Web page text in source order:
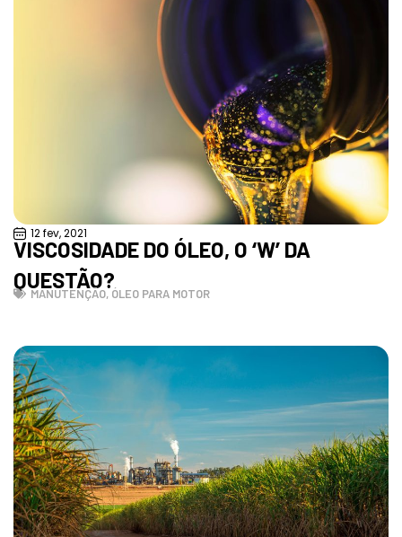
12 fev, 2021
VISCOSIDADE DO ÓLEO, O ‘W’ DA
QUESTÃO?
MANUTENÇÃO, ÓLEO PARA MOTOR